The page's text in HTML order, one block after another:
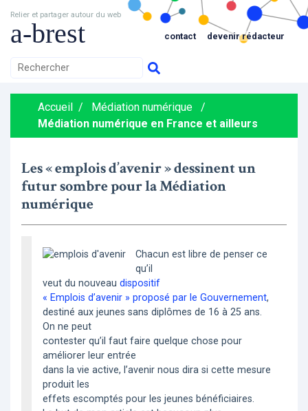
Relier et partager autour du web
a-brest contact devenir rédacteur
Accueil / Médiation numérique
/
Médiation numérique en France et ailleurs
Les « emplois d’avenir » dessinent un
futur sombre pour la Médiation
numérique
Chacun est libre de penser ce
qu’il
veut du nouveau dispositif
« Emplois d’avenir » proposé par le Gouvernement,
destiné aux jeunes sans diplômes de 16 à 25 ans.
On ne peut
contester qu’il faut faire quelque chose pour
améliorer leur entrée
dans la vie active, l’avenir nous dira si cette mesure
produit les
effets escomptés pour les jeunes bénéficiaires.